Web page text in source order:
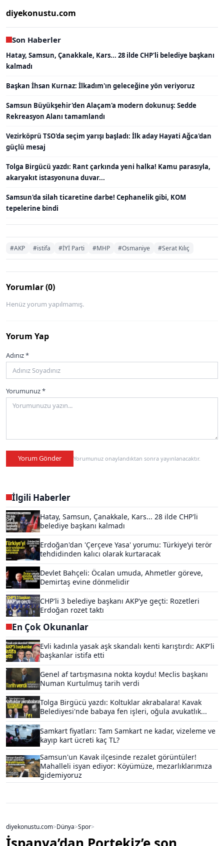
diyekonustu.com
Son Haberler
Hatay, Samsun, Çanakkale, Kars... 28 ilde CHP'li belediye başkanı
kalmadı
Başkan İhsan Kurnaz: İlkadım'ın geleceğine yön veriyoruz
Samsun Büyükşehir'den Alaçam'a modern dokunuş: Sedde
Rekreasyon Alanı tamamlandı
Vezirköprü TSO'da seçim yarışı başladı: İlk aday Hayati Ağca'dan
güçlü mesaj
Tolga Birgücü yazdı: Rant çarkında yeni halka! Kamu parasıyla,
akaryakıt istasyonuna duvar...
Samsun'da silah ticaretine darbe! Cephanelik gibi, KOM
tepelerine bindi
#AKP #istifa #İYİ Parti #MHP #Osmaniye #Serat Kılıç
Yorumlar (0)
Henüz yorum yapılmamış.
Yorum Yap
Adınız *
Yorumunuz *
Yorum Gönder Yorumunuz onaylandıktan sonra yayınlanacaktır.
İlgili Haberler
Hatay, Samsun, Çanakkale, Kars... 28 ilde CHP'li
belediye başkanı kalmadı
Erdoğan'dan 'Çerçeve Yasa' yorumu: Türkiye’yi terör
tehdidinden kalıcı olarak kurtaracak
Devlet Bahçeli: Öcalan umuda, Ahmetler göreve,
Demirtaş evine dönmelidir
CHP'li 3 belediye başkanı AKP'ye geçti: Rozetleri
Erdoğan rozet taktı
En Çok Okunanlar
Evli kadınla yasak aşk skandalı kenti karıştırdı: AKP'li
başkanlar istifa etti
Genel af tartışmasına nokta koydu! Meclis başkanı
Numan Kurtulmuş tarih verdi
Tolga Birgücü yazdı: Koltuklar akrabalara! Kavak
Belediyesi'nde babaya fen işleri, oğula avukatlık...
Samkart fiyatları: Tam Samkart ne kadar, vizeleme ve
kayıp kart ücreti kaç TL?
Samsun'un Kavak ilçesinde rezalet görüntüler!
Mahalleli isyan ediyor: Köyümüze, mezarlıklarımıza
gidemiyoruz
diyekonustu.com>Dünya>Spor>